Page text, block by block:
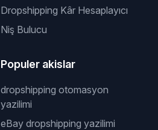
Dropshipping Kâr Hesaplayıcı
Niş Bulucu
Populer akislar
dropshipping otomasyon
yazilimi
eBay dropshipping yazilimi